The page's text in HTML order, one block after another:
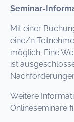
Seminar-
Mit einer
eine/n
möglich. Eine
ist
Weitere
Onlineseminare